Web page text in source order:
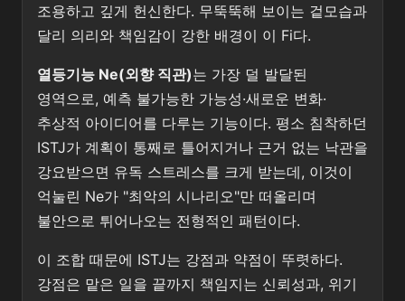
조용하고 깊게 헌신한다. 무뚝뚝해 보이는 겉모습과
달리 의리와 책임감이 강한 배경이 이 Fi다.
열등기능 Ne(외향 직관)는 가장 덜 발달된
영역으로, 예측 불가능한 가능성·새로운 변화·
추상적 아이디어를 다루는 기능이다. 평소 침착하던
ISTJ가 계획이 통째로 틀어지거나 근거 없는 낙관을
강요받으면 유독 스트레스를 크게 받는데, 이것이
억눌린 Ne가 "최악의 시나리오"만 떠올리며
불안으로 튀어나오는 전형적인 패턴이다.
이 조합 때문에 ISTJ는 강점과 약점이 뚜렷하다.
강점은 맡은 일을 끝까지 책임지는 신뢰성과, 위기